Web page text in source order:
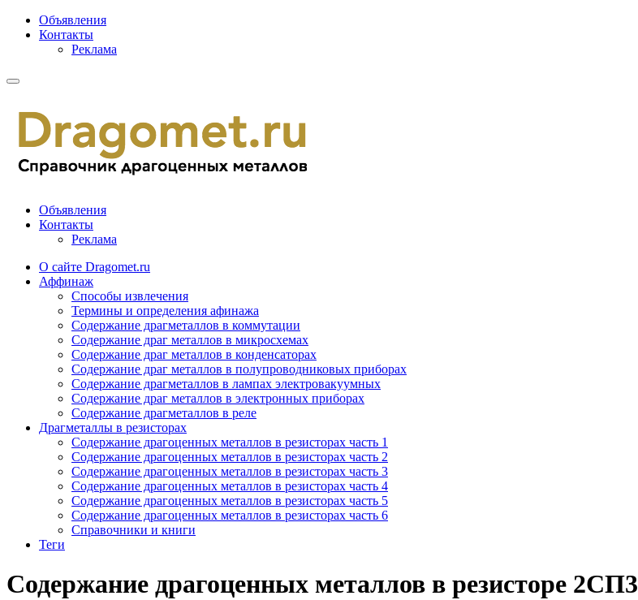
Объявления
Контакты
Реклама
Объявления
Контакты
Реклама
О сайте Dragomet.ru
Аффинаж
Способы извлечения
Термины и определения афинажа
Содержание драгметаллов в коммутации
Содержание драг металлов в микросхемах
Содержание драг металлов в конденсаторах
Содержание драг металлов в полупроводниковых приборах
Содержание драгметаллов в лампах электровакуумных
Содержание драг металлов в электронных приборах
Содержание драгметаллов в реле
Драгметаллы в резисторах
Содержание драгоценных металлов в резисторах часть 1
Содержание драгоценных металлов в резисторах часть 2
Содержание драгоценных металлов в резисторах часть 3
Содержание драгоценных металлов в резисторах часть 4
Содержание драгоценных металлов в резисторах часть 5
Содержание драгоценных металлов в резисторах часть 6
Справочники и книги
Теги
Содержание драгоценных металлов в резисторе 2СП3